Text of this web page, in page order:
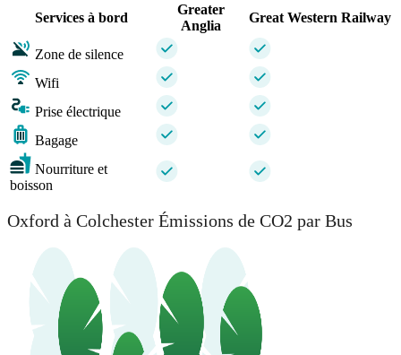
Services à bord
Greater
Anglia
Great Western Railway
Zone de silence
Wifi
Prise électrique
Bagage
Nourriture et
boisson
Oxford à Colchester Émissions de CO2 par Bus